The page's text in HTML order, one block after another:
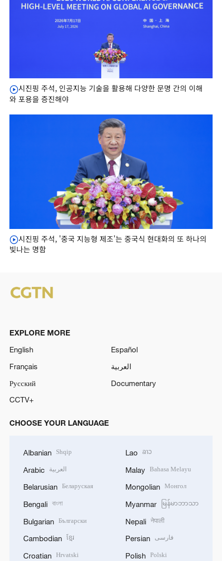
시진핑 주석, 인공지능 기술을 활용해 다양한 문명 간의 이해
와 포용을 증진해야
시진핑 주석, '중국 지능형 제조'는 중국식 현대화의 또 하나의
빛나는 명함
EXPLORE MORE
English
Español
Français
العربية
Русский
Documentary
CCTV+
CHOOSE YOUR LANGUAGE
Albanian Shqip
Arabic العربية
Belarusian Беларуская
Bengali বাংলা
Bulgarian Български
Cambodian ខ្មែរ
Croatian Hrvatski
Lao ລາວ
Malay Bahasa Melayu
Mongolian Монгол
Myanmar မြန်မာဘာသာ
Nepali नेपाली
Persian فارسی
Polish Polski